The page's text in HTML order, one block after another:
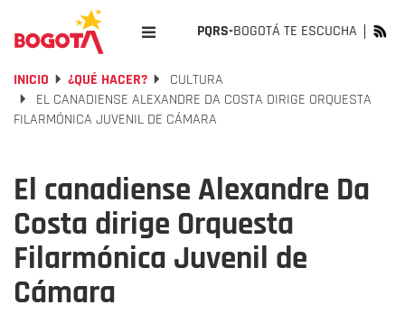
PQRS-BOGOTÁ TE ESCUCHA
INICIO ¿QUÉ HACER?
CULTURA
EL CANADIENSE ALEXANDRE DA COSTA DIRIGE ORQUESTA
FILARMÓNICA JUVENIL DE CÁMARA
El canadiense Alexandre Da
Costa dirige Orquesta
Filarmónica Juvenil de
Cámara